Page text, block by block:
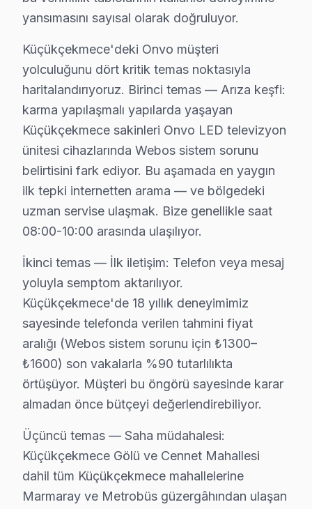
Onvo televizyonlarınızın tamir ve bakımında
Onvo TV Teknik Profil ve Servis Rehberi
Onvo görüntüleme sistemi Teknik Servis Rehberi
Onvo televizyon paneli'lerde En Sık Karşılaşılan
Onvo servisimizde en yaygın Atmos ses
Onvo Servis Yaklaşımımız
Vestel teknoloji gücü ilkeleri doğrultusunda bu TV
Onvo TV Onarım Süreci
1. Müşteri bildirir, servis ekibi arıza semptomlarını
2. Termal kamera, osiloskop, ESR ölçer ile elektronik
3. Arıza kaynağı tespit edilir: panel mi, anakart mı, güç
4. Yazılı fiyat teklifi sunulur; onay olmadan işlem
5. Orijinal veya OEM eşdeğer Onvo parça ile onarım
6. Tüm fonksiyonlar kapsamlı test edilir; garanti
söz konusu model ekran Bakım Tavsiyeleri
Onvo televizyon ünitesi'ler için en yaygın kullanıcı
Onvo akıllı TV'niz arızalandığında verileri
Onvo güvenilirliği standartlarında Onvo servisimiz:
Küçükçekmece'dan Komşu İlçelere Onvo
Onvo görüntüleme sistemi teknik desteğimiz
Servis ağı detayları:
yansımasını sayısal olarak doğruluyor.
Küçükçekmece'deki Onvo müşteri
yolculuğunu dört kritik temas noktasıyla
haritalandırıyoruz. Birinci temas — Arıza keşfi:
karma yapılaşmalı yapılarda yaşayan
Küçükçekmece sakinleri Onvo LED televizyon
ünitesi cihazlarında Webos sistem sorunu
belirtisini fark ediyor. Bu aşamada en yaygın
ilk tepki internetten arama — ve bölgedeki
uzman servise ulaşmak. Bize genellikle saat
08:00-10:00 arasında ulaşılıyor.
İkinci temas — İlk iletişim: Telefon veya mesaj
yoluyla semptom aktarılıyor.
Küçükçekmece'de 18 yıllık deneyimimiz
sayesinde telefonda verilen tahmini fiyat
aralığı (Webos sistem sorunu için ₺1300–
₺1600) son vakalarla %90 tutarlılıkta
örtüşüyor. Müşteri bu öngörü sayesinde karar
almadan önce bütçeyi değerlendirebiliyor.
Üçüncü temas — Saha müdahalesi:
Küçükçekmece Gölü ve Cennet Mahallesi
dahil tüm Küçükçekmece mahallelerine
Marmaray ve Metrobüs güzergâhından ulaşan